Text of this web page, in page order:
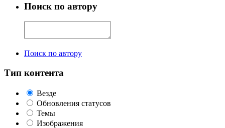
Поиск по автору
Поиск по автору
Тип контента
Везде
Обновления статусов
Темы
Изображения